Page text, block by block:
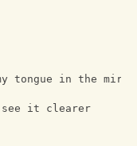
tongue in the mirror
see it clearer